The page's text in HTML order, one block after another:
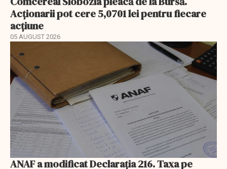
Acționarii pot cere 5,0701 lei pentru fiecare
acțiune
05 AUGUST 2026
ANAF a modificat Declarația 216. Taxa pe